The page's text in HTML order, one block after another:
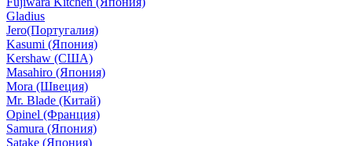
Gladius
Jero(Португалия)
Kasumi (Япония)
Kershaw (США)
Masahiro (Япония)
Mora (Швеция)
Mr. Blade (Китай)
Opinel (Франция)
Samura (Япония)
Satake (Япония)